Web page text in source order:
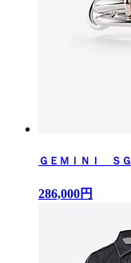
ＧＥＭＩＮＩ ＳＧ
286,000円